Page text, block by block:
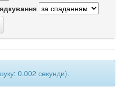
0.002 секунди).